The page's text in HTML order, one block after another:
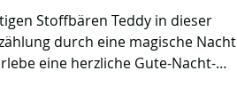
Stoffbären Teddy in dieser
durch eine magische Nacht
eine herzliche Gute-Nacht-